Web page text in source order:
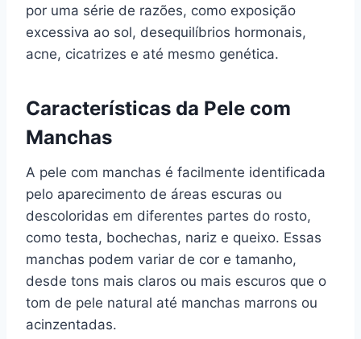
por uma série de razões, como exposição
excessiva ao sol, desequilíbrios hormonais,
acne, cicatrizes e até mesmo genética.
Características da Pele com
Manchas
A pele com manchas é facilmente identificada
pelo aparecimento de áreas escuras ou
descoloridas em diferentes partes do rosto,
como testa, bochechas, nariz e queixo. Essas
manchas podem variar de cor e tamanho,
desde tons mais claros ou mais escuros que o
tom de pele natural até manchas marrons ou
acinzentadas.